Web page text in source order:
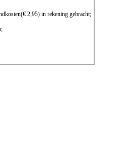
2,95) in rekening gebracht;